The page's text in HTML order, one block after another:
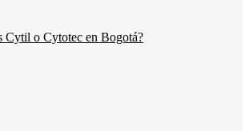
Cytil o Cytotec en Bogotá?